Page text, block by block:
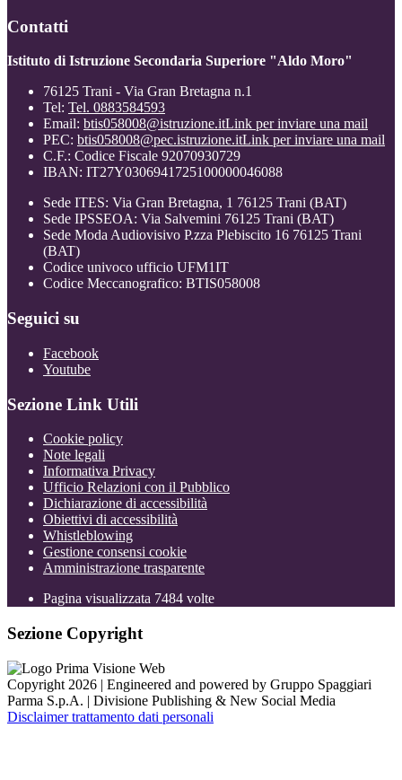
Contatti
Istituto di Istruzione Secondaria Superiore "Aldo Moro"
76125 Trani - Via Gran Bretagna n.1
Tel: Tel. 0883584593
Email: btis058008@istruzione.itLink per inviare una mail
PEC: btis058008@pec.istruzione.itLink per inviare una mail
C.F.: Codice Fiscale 92070930729
IBAN: IT27Y0306941725100000046088
Sede ITES: Via Gran Bretagna, 1 76125 Trani (BAT)
Sede IPSSEOA: Via Salvemini 76125 Trani (BAT)
Sede Moda Audiovisivo P.zza Plebiscito 16 76125 Trani
(BAT)
Codice univoco ufficio UFM1IT
Codice Meccanografico: BTIS058008
Seguici su
Facebook
Youtube
Sezione Link Utili
Cookie policy
Note legali
Informativa Privacy
Ufficio Relazioni con il Pubblico
Dichiarazione di accessibilità
Obiettivi di accessibilità
Whistleblowing
Gestione consensi cookie
Amministrazione trasparente
Pagina visualizzata 7484 volte
Sezione Copyright
Copyright 2026 | Engineered and powered by Gruppo Spaggiari
Parma S.p.A. | Divisione Publishing & New Social Media
Disclaimer trattamento dati personali